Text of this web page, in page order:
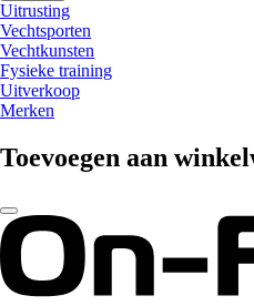
Uitrusting
Vechtsporten
Vechtkunsten
Fysieke training
Uitverkoop
Merken
Toevoegen aan